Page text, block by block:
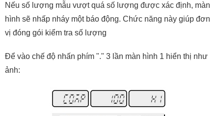
Nếu số lượng mẫu vượt quá số lượng được xác định, màn
hình sẽ nhấp nháy một báo động. Chức năng này giúp đơn
vị đóng gói kiểm tra số lượng
Để vào chế độ nhấn phím "." 3 lần màn hình 1 hiển thị như
ảnh: